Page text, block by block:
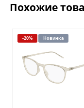
Похожие
-20% Новинка